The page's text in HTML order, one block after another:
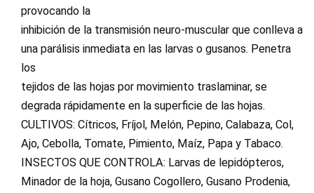
provocando la
inhibición de la transmisión neuro-muscular que conlleva a
una parálisis inmediata en las larvas o gusanos. Penetra
los
tejidos de las hojas por movimiento traslaminar, se
degrada rápidamente en la superficie de las hojas.
CULTIVOS: Cítricos, Fríjol, Melón, Pepino, Calabaza, Col,
Ajo, Cebolla, Tomate, Pimiento, Maíz, Papa y Tabaco.
INSECTOS QUE CONTROLA: Larvas de lepidópteros,
Minador de la hoja, Gusano Cogollero, Gusano Prodenia,